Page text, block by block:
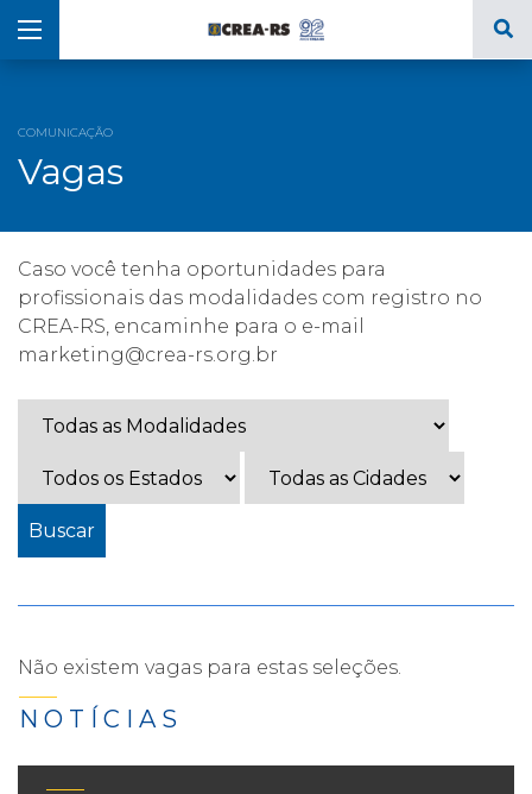
COMUNICAÇÃO
Vagas
Caso você tenha oportunidades para
profissionais das modalidades com registro no
CREA-RS, encaminhe para o e-mail
marketing@crea-rs.org.br
Buscar
Não existem vagas para estas seleções.
NOTÍCIAS